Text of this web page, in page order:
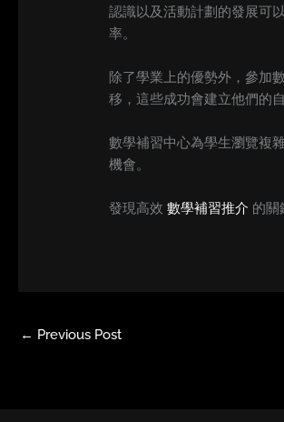
認識以及活動計劃的發展可
率。
除了學業上的優勢外，參加
移，這些成功會建立他們的
數學補習中心為學生瀏覽複
機會。
發現高效數學補習推介 的關
← Previous Post